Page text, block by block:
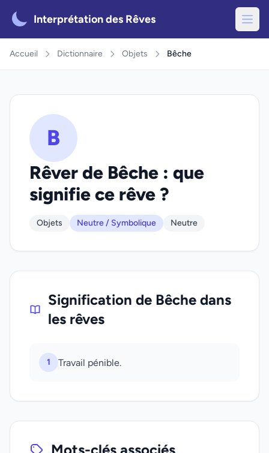
Interprétation des Rêves
Accueil Dictionnaire Objets Bêche
B
Rêver de Bêche : que
signifie ce rêve ?
Objets Neutre / Symbolique Neutre
Signification de Bêche dans
les rêves
1 Travail pénible.